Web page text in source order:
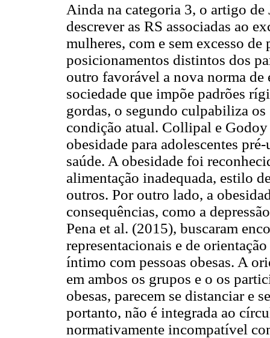
Ainda na categoria 3, o artigo
descrever as RS associadas ao
mulheres, com e sem excesso
posicionamentos distintos dos
outro favorável a nova norma
sociedade que impõe padrões
gordas, o segundo culpabiliza
condição atual. Collipal e Godoy
obesidade para adolescentes
saúde. A obesidade foi
alimentação inadequada, estilo
outros. Por outro lado, a
consequências, como a
Pena et al. (2015), buscaram
representacionais e de
íntimo com pessoas obesas. A
em ambos os grupos e o os
obesas, parecem se distanciar e
portanto, não é integrada ao
normativamente incompatível